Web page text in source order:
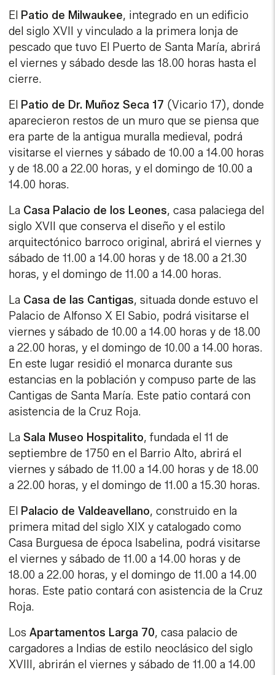
El Patio de Milwaukee, integrado en un edificio
del siglo XVII y vinculado a la primera lonja de
pescado que tuvo El Puerto de Santa María, abrirá
el viernes y sábado desde las 18.00 horas hasta el
cierre.
El Patio de Dr. Muñoz Seca 17 (Vicario 17), donde
aparecieron restos de un muro que se piensa que
era parte de la antigua muralla medieval, podrá
visitarse el viernes y sábado de 10.00 a 14.00 horas
y de 18.00 a 22.00 horas, y el domingo de 10.00 a
14.00 horas.
La Casa Palacio de los Leones, casa palaciega del
siglo XVII que conserva el diseño y el estilo
arquitectónico barroco original, abrirá el viernes y
sábado de 11.00 a 14.00 horas y de 18.00 a 21.30
horas, y el domingo de 11.00 a 14.00 horas.
La Casa de las Cantigas, situada donde estuvo el
Palacio de Alfonso X El Sabio, podrá visitarse el
viernes y sábado de 10.00 a 14.00 horas y de 18.00
a 22.00 horas, y el domingo de 10.00 a 14.00 horas.
En este lugar residió el monarca durante sus
estancias en la población y compuso parte de las
Cantigas de Santa María. Este patio contará con
asistencia de la Cruz Roja.
LaSala Museo Hospitalito, fundada el 11 de
septiembre de 1750 en el Barrio Alto, abrirá el
viernes y sábado de 11.00 a 14.00 horas y de 18.00
a 22.00 horas, y el domingo de 11.00 a 15.30 horas.
El Palacio de Valdeavellano, construido en la
primera mitad del siglo XIX y catalogado como
Casa Burguesa de época Isabelina, podrá visitarse
el viernes y sábado de 11.00 a 14.00 horas y de
18.00 a 22.00 horas, y el domingo de 11.00 a 14.00
horas. Este patio contará con asistencia de la Cruz
Roja.
LosApartamentos Larga 70, casa palacio de
cargadores a Indias de estilo neoclásico del siglo
XVIII, abrirán el viernes y sábado de 11.00 a 14.00